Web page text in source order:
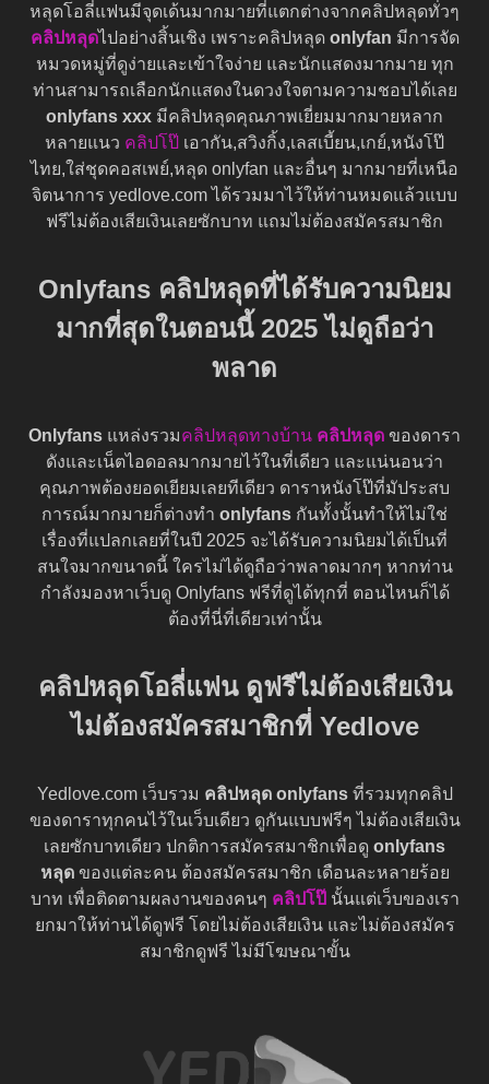
หลุดโอลี่แฟนมีจุดเด้นมากมายที่แตกต่างจากคลิปหลุดทั่วๆ
คลิปหลุดไปอย่างสิ้นเชิง เพราะคลิปหลุด onlyfan มีการจัด
หมวดหมู่ที่ดูง่ายและเข้าใจง่าย และนักแสดงมากมาย ทุก
ท่านสามารถเลือกนักแสดงในดวงใจตามความชอบได้เลย
onlyfans xxx มีคลิปหลุดคุณภาพเยี่ยมมากมายหลาก
หลายแนว คลิปโป๊ เอากัน,สวิงกิ้ง,เลสเบี้ยน,เกย์,หนังโป๊
ไทย,ใส่ชุดคอสเพย์,หลุด onlyfan และอื่นๆ มากมายที่เหนือ
จิตนาการ yedlove.com ได้รวมมาไว้ให้ท่านหมดแล้วแบบ
ฟรีไม่ต้องเสียเงินเลยซักบาท แถมไม่ต้องสมัครสมาชิก
Onlyfans คลิปหลุดที่ได้รับความนิยม
มากที่สุดในตอนนี้ 2025 ไม่ดูถือว่า
พลาด
Onlyfans แหล่งรวมคลิปหลุดทางบ้าน คลิปหลุด ของดารา
ดังและเน็ตไอดอลมากมายไว้ในที่เดียว และแน่นอนว่า
คุณภาพต้องยอดเยียมเลยทีเดียว ดาราหนังโป๊ที่มัประสบ
การณ์มากมายก็ต่างทำ onlyfans กันทั้งนั้นทำให้ไม่ใช่
เรื่องที่แปลกเลยที่ในปี 2025 จะได้รับความนิยมได้เป็นที่
สนใจมากขนาดนี้ ใครไม่ได้ดูถือว่าพลาดมากๆ หากท่าน
กำลังมองหาเว็บดู Onlyfans ฟรีที่ดูได้ทุกที่ ตอนไหนก็ได้
ต้องที่นี่ที่เดียวเท่านั้น
คลิปหลุดโอลี่แฟน ดูฟรีไม่ต้องเสียเงิน
ไม่ต้องสมัครสมาชิกที่ Yedlove
Yedlove.com เว็บรวม คลิปหลุด onlyfansที่รวมทุกคลิป
ของดาราทุกคนไว้ในเว็บเดียว ดูกันแบบฟรีๆ ไม่ต้องเสียเงิน
เลยซักบาทเดียว ปกติการสมัครสมาชิกเพื่อดู onlyfans
หลุดของแต่ละคน ต้องสมัครสมาชิก เดือนละหลายร้อย
บาท เพื่อติดตามผลงานของคนๆ คลิปโป๊ นั้นแต่เว็บของเรา
ยกมาให้ท่านได้ดูฟรี โดยไม่ต้องเสียเงิน และไม่ต้องสมัคร
สมาชิกดูฟรี ไม่มีโฆษณาขั้น